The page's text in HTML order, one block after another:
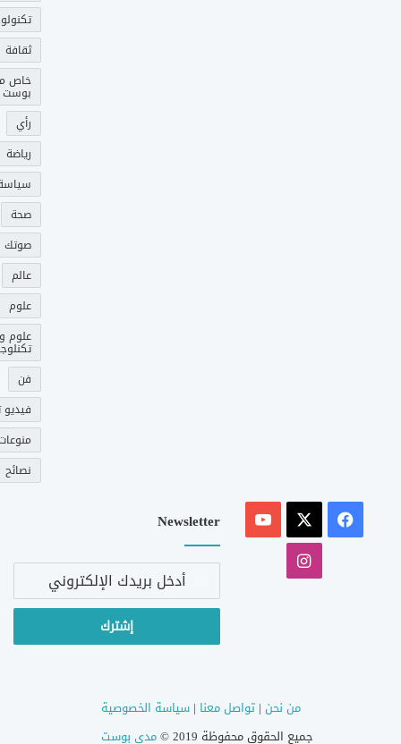
ثقافة
خاص
بوست
رأي
رياضة
صحة
عالم
علوم
علوم و
فن
فيديو
نصائح
فيسبوك
‫YouTube
انستقرام
Newsletter
أدخل
الإلكتروني
من نحن |تواصل معنا |سياسة الخصوصية
جميع الحقوق محفوظة 2019 ©
مدى بوست